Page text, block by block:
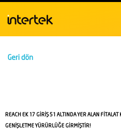
Geri dön
REACH EK 17 GİRİŞ 51 ALTINDA YER ALAN
GENİŞLETME YÜRÜRLÜĞE GİRMİŞTİR!